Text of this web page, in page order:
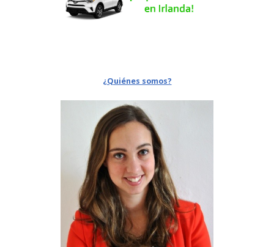
¿Quiénes somos?